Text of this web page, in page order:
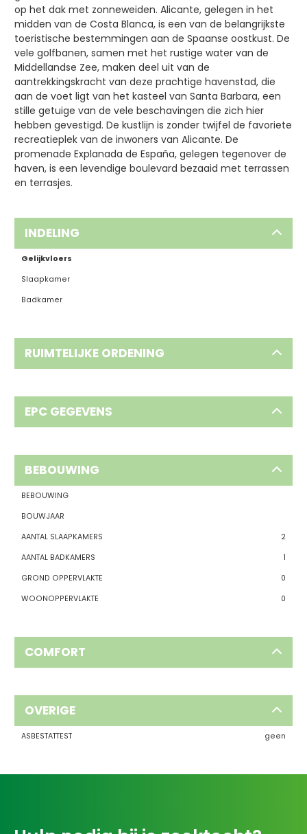
op het dak met zonneweiden. Alicante, gelegen in het
midden van de Costa Blanca, is een van de belangrijkste
toeristische bestemmingen aan de Spaanse oostkust. De
vele golfbanen, samen met het rustige water van de
Middellandse Zee, maken deel uit van de
aantrekkingskracht van deze prachtige havenstad, die
aan de voet ligt van het kasteel van Santa Barbara, een
stille getuige van de vele beschavingen die zich hier
hebben gevestigd. De kustlijn is zonder twijfel de favoriete
recreatieplek van de inwoners van Alicante. De
promenade Explanada de España, gelegen tegenover de
haven, is een levendige boulevard bezaaid met terrassen
en terrasjes.
INDELING
Gelijkvloers
Slaapkamer
Badkamer
RUIMTELIJKE ORDENING
EPC GEGEVENS
BEBOUWING
BEBOUWING
BOUWJAAR
AANTAL SLAAPKAMERS
2
AANTAL BADKAMERS
1
GROND OPPERVLAKTE
0
WOONOPPERVLAKTE
0
COMFORT
OVERIGE
ASBESTATTEST geen